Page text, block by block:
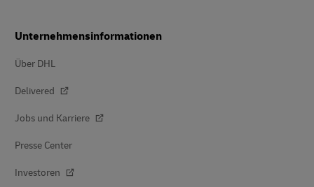
Unternehmensinformationen
Über DHL
Delivered
Jobs und Karriere
Presse Center
Investoren